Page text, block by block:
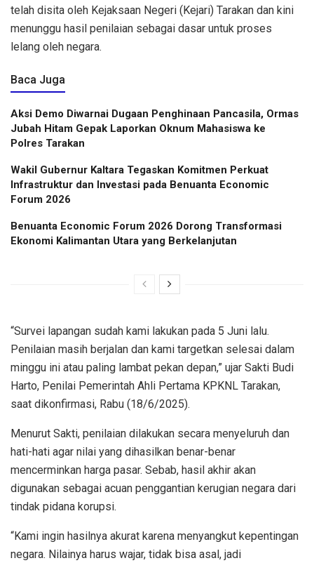
telah disita oleh Kejaksaan Negeri (Kejari) Tarakan dan kini
menunggu hasil penilaian sebagai dasar untuk proses
lelang oleh negara.
Baca Juga
Aksi Demo Diwarnai Dugaan Penghinaan Pancasila, Ormas
Jubah Hitam Gepak Laporkan Oknum Mahasiswa ke
Polres Tarakan
Wakil Gubernur Kaltara Tegaskan Komitmen Perkuat
Infrastruktur dan Investasi pada Benuanta Economic
Forum 2026
Benuanta Economic Forum 2026 Dorong Transformasi
Ekonomi Kalimantan Utara yang Berkelanjutan
“Survei lapangan sudah kami lakukan pada 5 Juni lalu.
Penilaian masih berjalan dan kami targetkan selesai dalam
minggu ini atau paling lambat pekan depan,” ujar Sakti Budi
Harto, Penilai Pemerintah Ahli Pertama KPKNL Tarakan,
saat dikonfirmasi, Rabu (18/6/2025).
Menurut Sakti, penilaian dilakukan secara menyeluruh dan
hati-hati agar nilai yang dihasilkan benar-benar
mencerminkan harga pasar. Sebab, hasil akhir akan
digunakan sebagai acuan penggantian kerugian negara dari
tindak pidana korupsi.
“Kami ingin hasilnya akurat karena menyangkut kepentingan
negara. Nilainya harus wajar, tidak bisa asal, jadi